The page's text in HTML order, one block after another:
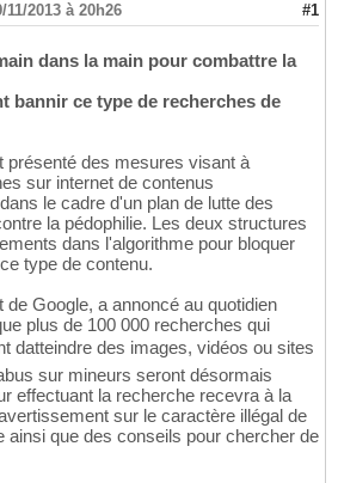
11/2013 à 20h26 #1
dans la main pour combattre la
bannir ce type de recherches de
présenté des mesures visant à
sur internet de contenus
le cadre d'un plan de lutte des
la pédophilie. Les deux structures
dans l'algorithme pour bloquer
type de contenu.
Google, a annoncé au quotidien
plus de 100 000 recherches qui
datteindre des images, vidéos ou sites
sur mineurs seront désormais
effectuant la recherche recevra à la
sur le caractère illégal de
ainsi que des conseils pour chercher de